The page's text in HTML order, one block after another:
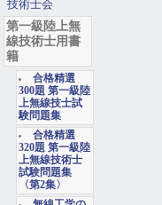
技術士会
第一級陸上無
線技術士用書
籍
合格精選
300題 第一級陸
上無線技士試
験問題集
合格精選
320題 第一級陸
上無線技術士
試験問題集
〈第2集〉